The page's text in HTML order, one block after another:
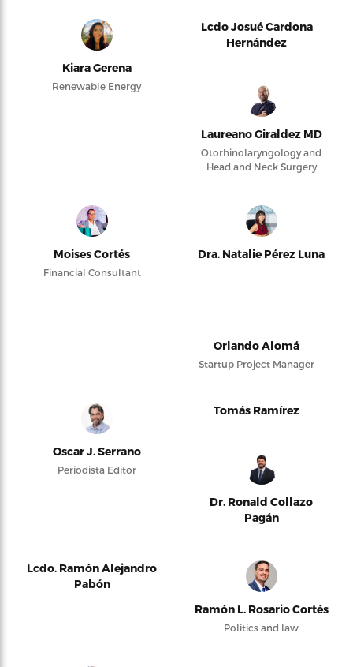
Kiara Gerena
Renewable Energy
Lcdo Josué Cardona
Hernández
Laureano Giraldez MD
Otorhinolaryngology and
Head and Neck Surgery
Moises Cortés
Financial Consultant
Dra. Natalie Pérez Luna
Orlando Alomá
Startup Project Manager
Oscar J. Serrano
Periodista Editor
Tomás Ramírez
Dr. Ronald Collazo
Pagán
Lcdo. Ramón Alejandro
Pabón
Ramón L. Rosario Cortés
Politics and law